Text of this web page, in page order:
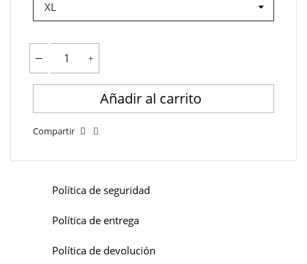
Añadir al carrito
Compartir
Política de seguridad
Política de entrega
Política de devolución